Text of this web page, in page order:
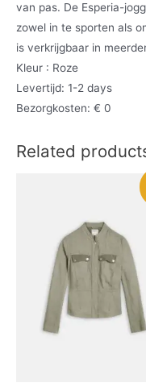
van pas. De Esperia-
zowel in te sporten als
is verkrijgbaar in
Kleur : Roze
Levertijd: 1-2 days
Bezorgkosten: € 0
Related